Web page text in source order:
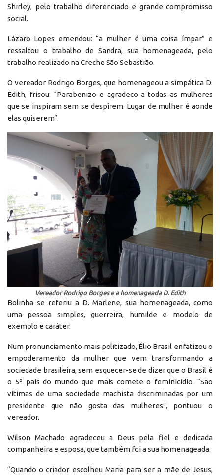
Shirley, pelo trabalho diferenciado e grande compromisso
social.
Lázaro Lopes emendou: “a mulher é uma coisa ímpar” e
ressaltou o trabalho de Sandra, sua homenageada, pelo
trabalho realizado na Creche São Sebastião.
O vereador Rodrigo Borges, que homenageou a simpática D.
Edith, frisou: “Parabenizo e agradeco a todas as mulheres
que se inspiram sem se despirem. Lugar de mulher é aonde
elas quiserem”.
Vereador Rodrigo Borges e a homenageada D. Edith
Bolinha se referiu a D. Marlene, sua homenageada, como
uma pessoa simples, guerreira, humilde e modelo de
exemplo e caráter.
Num pronunciamento mais politizado, Élio Brasil enfatizou o
empoderamento da mulher que vem transformando a
sociedade brasileira, sem esquecer-se de dizer que o Brasil é
o 5º país do mundo que mais comete o feminicídio. “São
vítimas de uma sociedade machista discriminadas por um
presidente que não gosta das mulheres”, pontuou o
vereador.
Wilson Machado agradeceu a Deus pela fiel e dedicada
companheira e esposa, que também foi a sua homenageada.
“Quando o criador escolheu Maria para ser a mãe de Jesus;